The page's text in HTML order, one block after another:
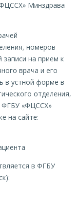
Минздрава
номеров
записи на прием к
врача и его
в устной форме в
отделения,
ФГБУ «ФЦССХ»
на сайте:
в ФГБУ